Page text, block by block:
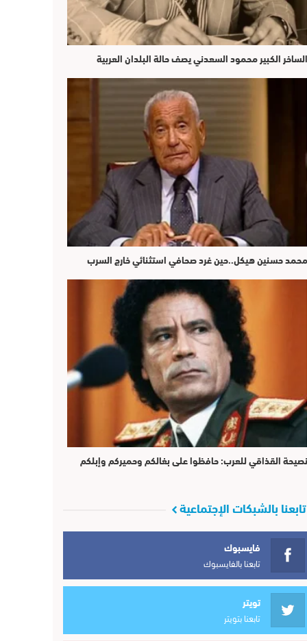
الساخر الكبير محمود السعدني يصف حالة البلدان العربية
محمد حسنين هيكل..حين غرد صحافي استثنائي خارج السرب
نصيحة القذاقي للعرب: حافظوا على بغالكم وحميركم وإبلكم
تابعنا بالشبكات الإجتماعية
فايسبوك
تابعنا بالفايسبوك
تويتر
تابعنا بتويتر